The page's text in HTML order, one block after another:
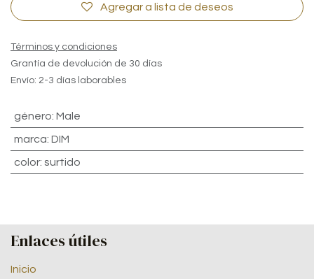
Agregar a lista de deseos
Términos y condiciones
Grantía de devolución de 30 días
Envío: 2-3 días laborables
género: Male
marca: DIM
color: surtido
Enlaces útiles
Inicio